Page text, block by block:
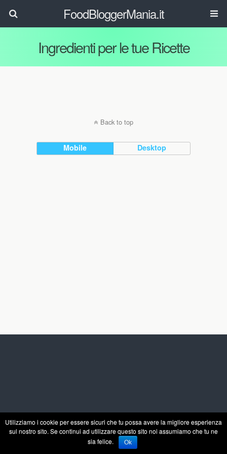
FoodBloggerMania.it
Ingredienti per le tue Ricette
Back to top
Mobile Desktop
Utilizziamo i cookie per essere sicuri che tu possa avere la migliore esperienza
sul nostro sito. Se continui ad utilizzare questo sito noi assumiamo che tu ne
sia felice.
Ok